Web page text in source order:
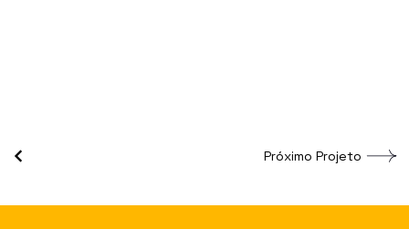
Próximo Projeto